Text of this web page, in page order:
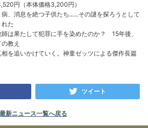
円（本体価格3,200円）
、消息を絶つ子供たち......その謎を探ろうとして
た
師は果たして犯罪に手を染めたのか？ 15年後、
教え
相を追いかけていく。神童ゼッツによる傑作長篇
ツイート
最新ニュース一覧へ戻る